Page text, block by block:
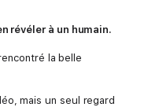
révéler à un humain.
la belle
mais un seul regard